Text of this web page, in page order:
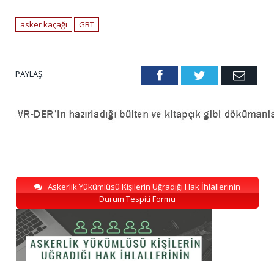
asker kaçağı GBT
PAYLAŞ. FacebookTwitter Email
Askerlik Yükümlüsü Kişilerin Uğradığı Hak İhlallerinin
Durum Tespiti Formu